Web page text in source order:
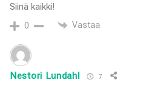
Siinä kaikki!
0 Vastaa
Nestori Lundahl 7